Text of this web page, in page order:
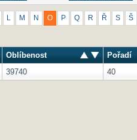
M N O P Q R Ř S Š
Oblíbenost
Pořadí
39740 40